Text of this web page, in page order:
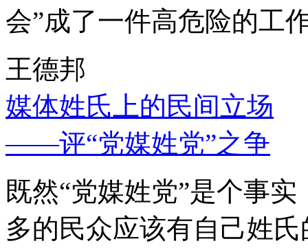
会”成了一件高危险的工
王德邦
媒体姓氏上的民间立场
——评“党媒姓党”之争
既然“党媒姓党”是个事
多的民众应该有自己姓